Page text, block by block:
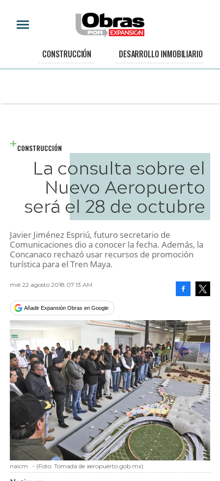
CONSTRUCCIÓN DESARROLLO INMOBILIARIO
CONSTRUCCIÓN
La consulta sobre el
Nuevo Aeropuerto
será el 28 de octubre
Javier Jiménez Espriú, futuro secretario de
Comunicaciones dio a conocer la fecha. Además, la
Concanaco rechazó usar recursos de promoción
turística para el Tren Maya.
mié 22 agosto 2018 07:13 AM
Añadir Expansión Obras en Google
naicm - (Foto: Tomada de aeropuerto.gob.mx)